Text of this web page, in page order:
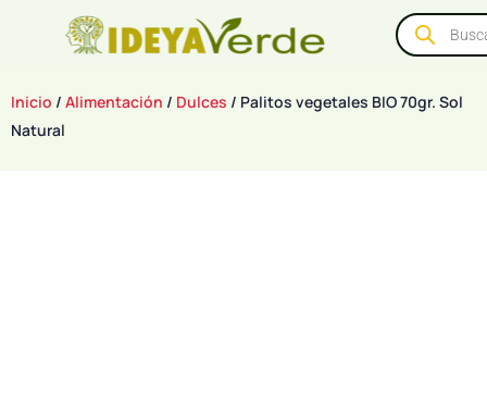
Inicio / Alimentación / Dulces / Palitos vegetales BIO 70gr. Sol
Natural